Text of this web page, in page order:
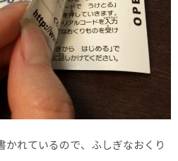
かれているので、ふしぎなおくり